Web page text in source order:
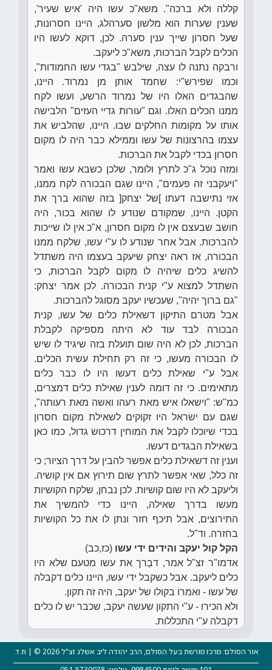
קללה ולא ברכה". משא"כ עשו היה 'איש שעיר',
שענין שערות הוא מלשון סערהלג, היינו חסרונות,
שעל חסרון שייך ענין סערה. לכן, דוקא לעשו היו
הכלים לקבל הברכות, משא"כ ליעקב.
ורבקה נתנה לו עצה, שילבש "בגדי עשו החמודות",
וכמו שפירש"י: שחמד אותן מן נמרוד. היינו,
שהבגדים האלו היו של נמרוד הרשע, ועשו לקח
ממנו הכלים האלו. וגם "עורות גדיי העזים" הלבישה
אותו על מקומות החלקים שבו. היינו, שהלביש את
עצמו בהרצונות של עשו וממילא כבר היה לו מקום
חסרון בכדי לקבל את הברכות.
ומזה נוכל ג"כ לתרץ ולומר, שלכן כשבא עשו ואמר
"ויעקבני זה פעמים", היינו שגם הבכורה לקח ממנו,
אזי נתישבה דעתו ]של יצחק[ בזה שהוא ברך את
הקטן. היינו, שמקודם שנודע לו שהוא בכור, היה
חושב שבעצם אין לו מקום חסרון, א"כ אין לו שייכות
להברכות. אבל אחר שנודע לו ע"י עשו, שלקח ממנו
הבכורה, אז ראה יצחק שיעקב בעצמו היה משתדל
להשיג כלים שיהיה לו מקום לקבל הברכות, כי
השתדל למצוא ע"י קנית הבכורה. לכן אמר יצחק:
"גם ברוך יהיה", שעכשיו יעקב מסוגל להברכות.
אבל מטרם התיקון דשאילת כלים של עשו, קנית
הבכורה לבד עוד לא היתה מספיקה לקבלת
הברכות, לכן לא היה שום תועלת בזה שיגיד לו שיש
לו הבכורה מעשו, כי זה רק תחילת עשית הכלים.
אבל ע"י שאילת כלים דעשו היו לו כבר כלים
מתאימים. כי זה דומה לענין שאילת כלים דמצרים,
כמ"ש: "וישאלו איש מאת רעהו ואשה מאת רעותה",
שגם עם ישראל היו זקוקים לשאילת מקום חסרון
בכדי שיוכלו לקבל את המוחין דרכוש גדול, כמו כאן
בשאילת הבגדים דעשו.
וענין זה דשאילת כלים אפשר להבין על דרך הציור; כי
זה כלל, שאי אפשר לתרץ שום תירוץ אם אין קושיה.
וליעקב לא היו שום קושיות. לכן נבחן, שלקח הקושיות
מעשו בדרך שאילה, היינו כדי להמשיך את
התירוצים, אבל תיכף חזר ונתן לו את כל הקושיות
בחזרה. וד"ל.
הקל קול יעקב והידים ידי עשו (כז,כב)
אדמו"ר זצ"ל אמר, דבֵרך את עשו מטעם שלא היו
כלים ליעקב. אבל כשקבל ידי עשו, היינו כלים דקבלה
של עשו - ואמרוֹ בקולו של יעקב, היה זה תקון.
ולא הכירו - ע"י התקון שעשה יעקב, שכבר יש לו כלים
דקבלה ע"י התכללות.
אור הסולם: מרכז מורשת בעל הסולם, הרב יהודה ליב אשלג זצ"ל 2026 © | ת.ד.